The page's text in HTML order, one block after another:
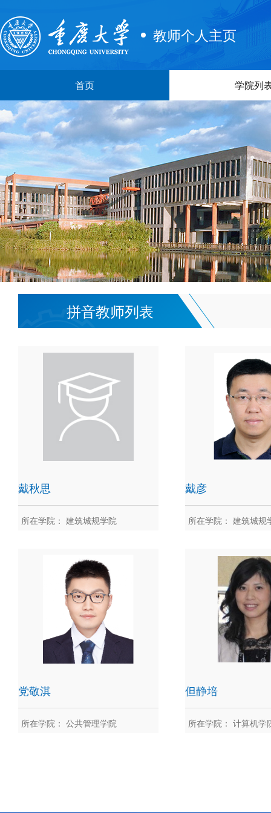
教师个人主页
首页 学院列
拼音教师列表
戴秋思
所在学院： 建筑城规学院
戴彦
所在学院： 建筑城规
党敬淇
所在学院： 公共管理学院
但静培
所在学院： 计算机学